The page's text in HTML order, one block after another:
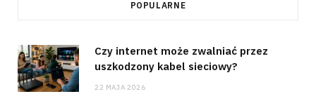
POPULARNE
Czy internet może zwalniać przez
uszkodzony kabel sieciowy?
22 MAJA 2026